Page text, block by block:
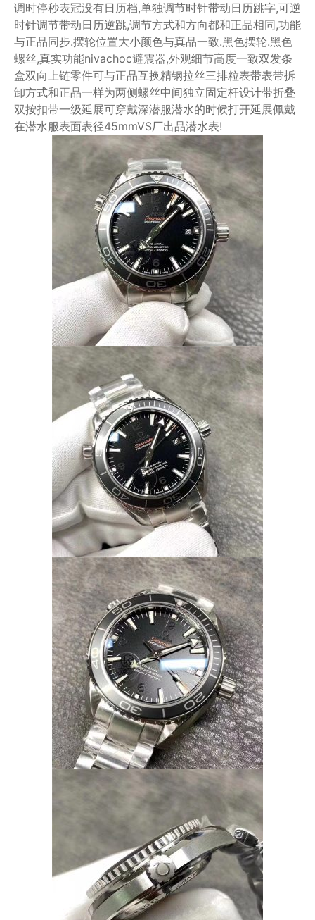
调时停秒表冠没有日历档,单独调节时针带动日历跳字,可逆
时针调节带动日历逆跳,调节方式和方向都和正品相同,功能
与正品同步.摆轮位置大小颜色与真品一致.黑色摆轮.黑色
螺丝,真实功能nivachoc避震器,外观细节高度一致双发条
盒双向上链零件可与正品互换精钢拉丝三排粒表带表带拆
卸方式和正品一样为两侧螺丝中间独立固定杆设计带折叠
双按扣带一级延展可穿戴深潜服潜水的时候打开延展佩戴
在潜水服表面表径45mmVS厂出品潜水表!